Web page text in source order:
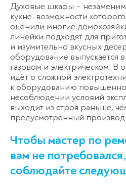
Духовые шкафы –
кухне, возможности
оценили многие
линейки подходят для
и изумительно вкусных
оборудование выпускается
газовом и электрическом. В
идёт о сложной
к оборудованию
несоблюдении условий
выходит из строя раньше,
предусмотренный
Чтобы мастер по
вам не
соблюдайте